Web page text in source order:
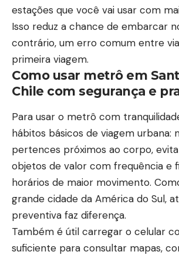
estações que você vai usar com
Isso reduz a chance de embarcar
contrário, um erro comum entre
primeira viagem.
Como usar metrô em
Chile com segurança e
Para usar o metrô com
hábitos básicos de viagem urbana:
pertences próximos ao corpo,
objetos de valor com frequência e
horários de maior movimento.
grande cidade da América do Sul,
preventiva faz diferença.
Também é útil carregar o celular
suficiente para consultar mapas,